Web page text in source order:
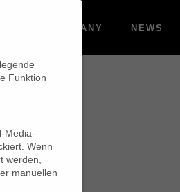
COMPANY NEWS
Funktion
Media-
Wenn
werden,
manuellen